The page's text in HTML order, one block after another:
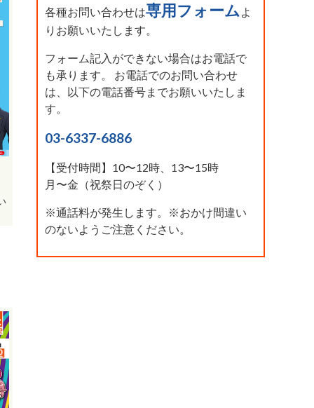
各種お問い合わせは専用フォーム よ
りお願いいたします。
フォーム記入ができない場合はお電話で
も承ります。 お電話でのお問い合わせ
は、以下の電話番号までお願いいたしま
す。
03-6337-6886
【受付時間】10〜12時、13〜15時
月〜金（祝祭日のぞく）
※通話料が発生します。※おかけ間違い
のないようご注意ください。